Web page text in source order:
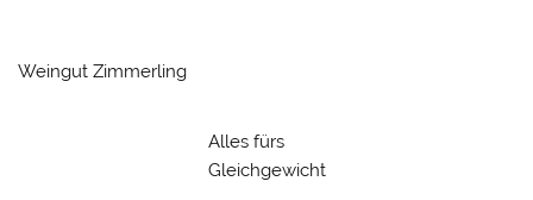
Weingut Zimmerling
Alles fürs
Gleichgewicht